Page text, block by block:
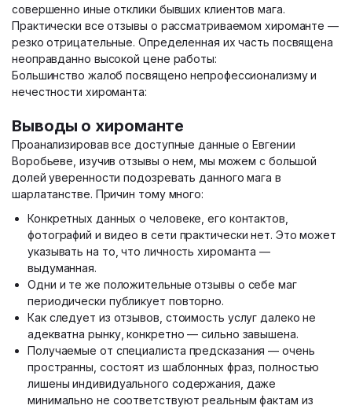
совершенно иные отклики бывших клиентов мага.
Практически все отзывы о рассматриваемом хироманте —
резко отрицательные. Определенная их часть посвящена
неоправданно высокой цене работы:
Большинство жалоб посвящено непрофессионализму и
нечестности хироманта:
Выводы о хироманте
Проанализировав все доступные данные о Евгении
Воробьеве, изучив отзывы о нем, мы можем с большой
долей уверенности подозревать данного мага в
шарлатанстве. Причин тому много:
Конкретных данных о человеке, его контактов,
фотографий и видео в сети практически нет. Это может
указывать на то, что личность хироманта —
выдуманная.
Одни и те же положительные отзывы о себе маг
периодически публикует повторно.
Как следует из отзывов, стоимость услуг далеко не
адекватна рынку, конкретно — сильно завышена.
Получаемые от специалиста предсказания — очень
пространны, состоят из шаблонных фраз, полностью
лишены индивидуального содержания, даже
минимально не соответствуют реальным фактам из